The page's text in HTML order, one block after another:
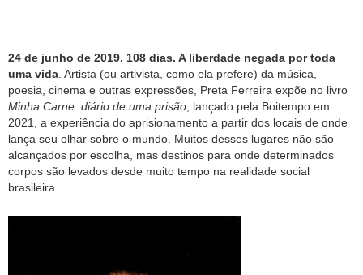
24 de junho de 2019. 108 dias. A liberdade negada por toda
uma vida . Artista (ou artivista, como ela prefere) da música,
poesia, cinema e outras expressões, Preta Ferreira expõe no livro
Minha Carne: diário de uma prisão , lançado pela Boitempo em
2021, a experiência do aprisionamento a partir dos locais de onde
lança seu olhar sobre o mundo. Muitos desses lugares não são
alcançados por escolha, mas destinos para onde determinados
corpos são levados desde muito tempo na realidade social
brasileira.